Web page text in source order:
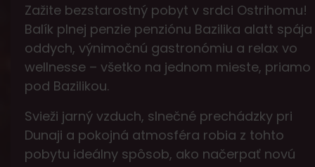
Zažite bezstarostný pobyt v srdci Ostrihomu!
Balík plnej penzie penziónu Bazilika alatt spája
oddych, výnimočnú gastronómiu a relax vo
wellnesse – všetko na jednom mieste, priamo
pod Bazilikou.
Svieži jarný vzduch, slnečné prechádzky pri
Dunaji a pokojná atmosféra robia z tohto
pobytu ideálny spôsob, ako načerpať novú